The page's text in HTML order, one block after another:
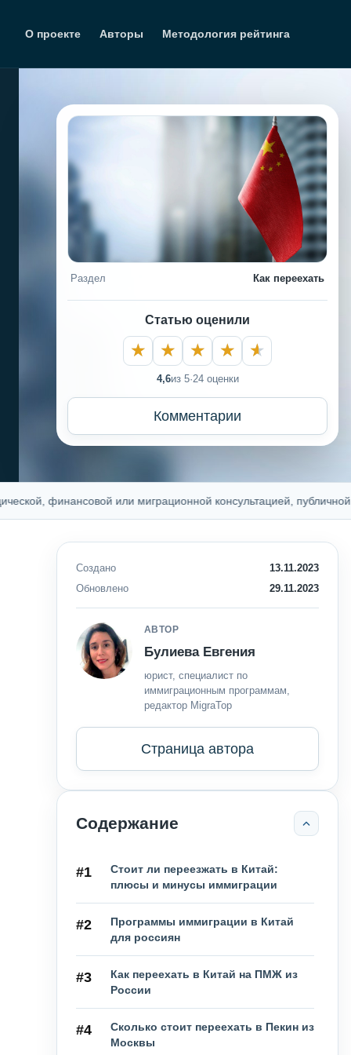
О проекте Авторы Методология рейтинга
Раздел Как переехать
Статью оценили
4,6из 5·24 оценки
Комментарии
финансовой или миграционной консультацией, публичной
Создано
13.11.2023
Обновлено
29.11.2023
АВТОР
Булиева Евгения
юрист, специалист по
иммиграционным программам,
редактор MigraTop
Страница автора
Содержание
#1
Стоит ли переезжать в Китай:
плюсы и минусы иммиграции
#2
Программы иммиграции в Китай
для россиян
#3
Как переехать в Китай на ПМЖ из
России
#4
Сколько стоит переехать в Пекин из
Москвы